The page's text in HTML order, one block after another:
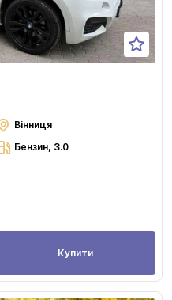
Вінниця
Бензин, 3.0
Купити